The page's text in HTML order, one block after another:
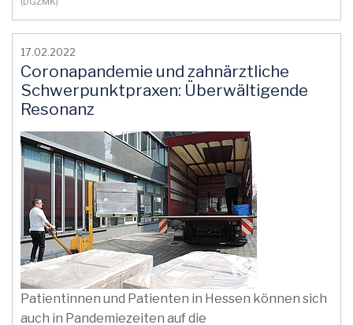
17.02.2022
Coronapandemie und zahnärztliche
Schwerpunktpraxen: Überwältigende
Resonanz
Patientinnen und Patienten in Hessen können sich
auch in Pandemiezeiten auf die